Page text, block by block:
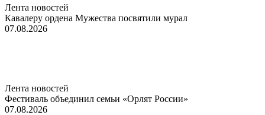
Лента новостей
Кавалеру ордена Мужества посвятили мурал
07.08.2026
Лента новостей
Фестиваль объединил семьи «Орлят России»
07.08.2026